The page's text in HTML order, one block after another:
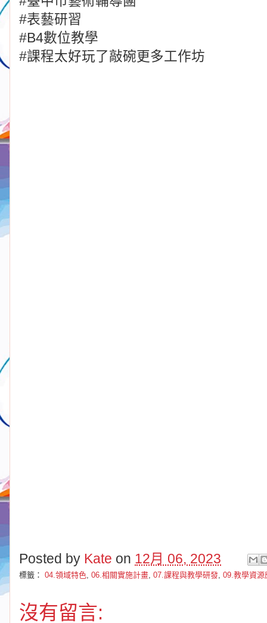
#表藝研習
#B4數位教學
#課程太好玩了敲碗更多工作坊
Posted by Kate on 12月 06, 2023
標籤： 04.領域特色 06.相關實施計畫 07.課程與教學研發 09.教學資源
沒有留言: